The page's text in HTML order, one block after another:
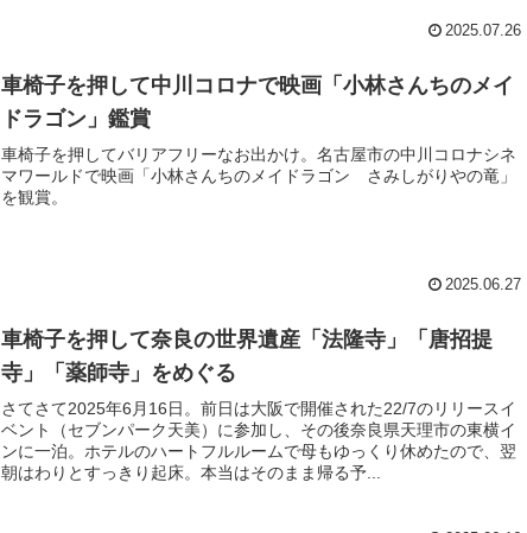
2025.07.26
車椅子を押して中川コロナで映画「小林さんちのメイ
ドラゴン」鑑賞
車椅子を押してバリアフリーなお出かけ。名古屋市の中川コロナシネ
マワールドで映画「小林さんちのメイドラゴン さみしがりやの竜」
を観賞。
2025.06.27
車椅子を押して奈良の世界遺産「法隆寺」「唐招提
寺」「薬師寺」をめぐる
さてさて2025年6月16日。前日は大阪で開催された22/7のリリースイ
ベント（セブンパーク天美）に参加し、その後奈良県天理市の東横イ
ンに一泊。ホテルのハートフルルームで母もゆっくり休めたので、翌
朝はわりとすっきり起床。本当はそのまま帰る予...